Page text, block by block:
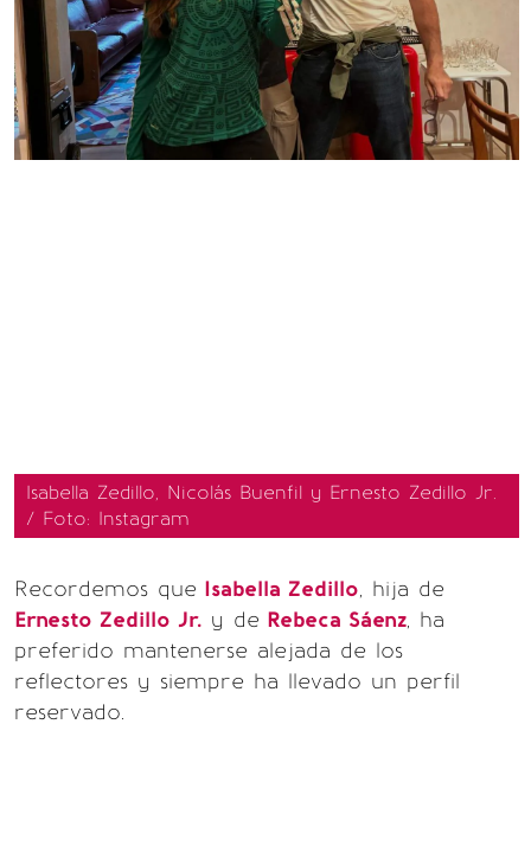
Isabella Zedillo, Nicolás Buenfil y Ernesto Zedillo Jr.
/ Foto: Instagram
Recordemos que Isabella Zedillo, hija de
Ernesto Zedillo Jr. y de Rebeca Sáenz, ha
preferido mantenerse alejada de los
reflectores y siempre ha llevado un perfil
reservado.